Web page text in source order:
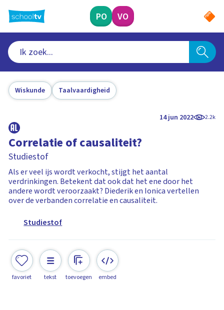
naar
hoofdinhoud
PO VO
Wiskunde Taalvaardigheid
14 jun 2022 2.2k
Correlatie of causaliteit?
Studiestof
Als er veel ijs wordt verkocht, stijgt het aantal
verdrinkingen. Betekent dat ook dat het ene door het
andere wordt veroorzaakt? Diederik en Ionica vertellen
over de verbanden correlatie en causaliteit.
Studiestof
favoriet tekst toevoegen embed